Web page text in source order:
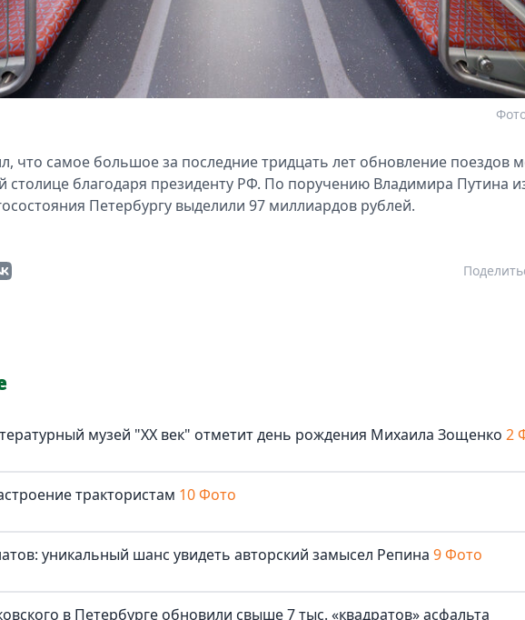
что самое большое за последние тридцать лет обновление поездов
столице благодаря президенту РФ. По поручению Владимира Путина
Петербургу выделили 97 миллиардов рублей.
музей "ХХ век" отметит день рождения Михаила Зощенко 2
трактористам 10 Фото
уникальный шанс увидеть авторский замысел Репина 9 Фото
в Петербурге обновили свыше 7 тыс. «квадратов» асфальта